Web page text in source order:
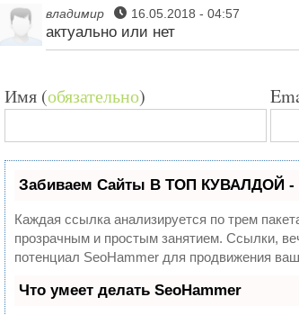
владимир 16.05.2018 - 04:57
актуально или нет
Имя (обязательно)
Забиваем Сайты В ТОП КУВАЛДОЙ -
Каждая ссылка анализируется по трем
прозрачным и простым занятием. Ссылки,
потенциал SeoHammer для продвижения
Что умеет делать SeoHammer